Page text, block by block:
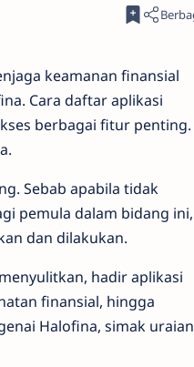
keamanan finansial
Cara daftar aplikasi
berbagai fitur penting.
Sebab apabila tidak
pemula dalam bidang ini,
dan dilakukan.
hadir aplikasi
finansial, hingga
Halofina, simak uraian